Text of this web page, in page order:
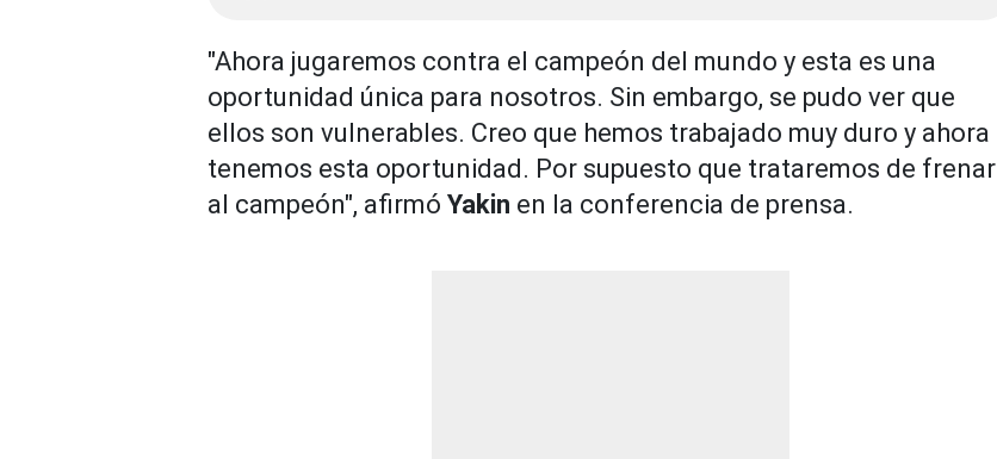
"Ahora jugaremos contra el campeón del mundo y esta es una
oportunidad única para nosotros. Sin embargo, se pudo ver que
ellos son vulnerables. Creo que hemos trabajado muy duro y ahora
tenemos esta oportunidad. Por supuesto que trataremos de frenar
al campeón", afirmó Yakin en la conferencia de prensa.